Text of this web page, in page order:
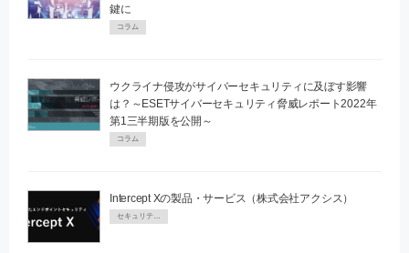
鍵に
コラム
ウクライナ侵攻がサイバーセキュリティに及ぼす影響
は？～ESETサイバーセキュリティ脅威レポート2022年
第1三半期版を公開～
コラム
Intercept Xの製品・サービス（株式会社アクシス）
セキュリティPR